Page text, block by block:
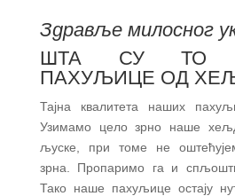
Здравље милосног
ШТА СУ ТО
ПАХУЉИЦЕ ОД
Тајна квалитета наших
Узимамо цело зрно наше
љуске, при томе не
зрна. Пропаримо га и
Тако наше пахуљице остају